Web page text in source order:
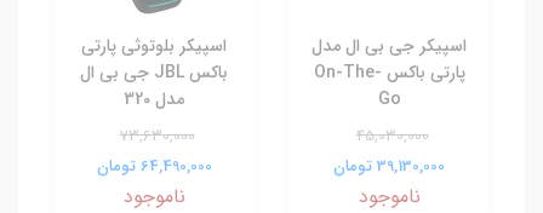
اسپیکر جی بی ال مدل
پارتی باکس On-The-
Go
45,030,000
39,130,000 تومان
ناموجود
اسپیکر بلوتوثی پارتی
باکس JBL جی بی ال
مدل 320
73,630,000
64,490,000 تومان
ناموجود